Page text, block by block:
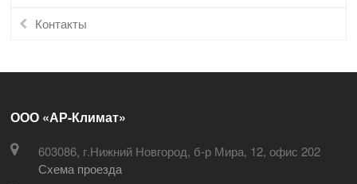
Контакты
ООО «АР-Климат»
603086, г.Нижний Новгород, б-р Мира, 12, офис 202
Схема проезда